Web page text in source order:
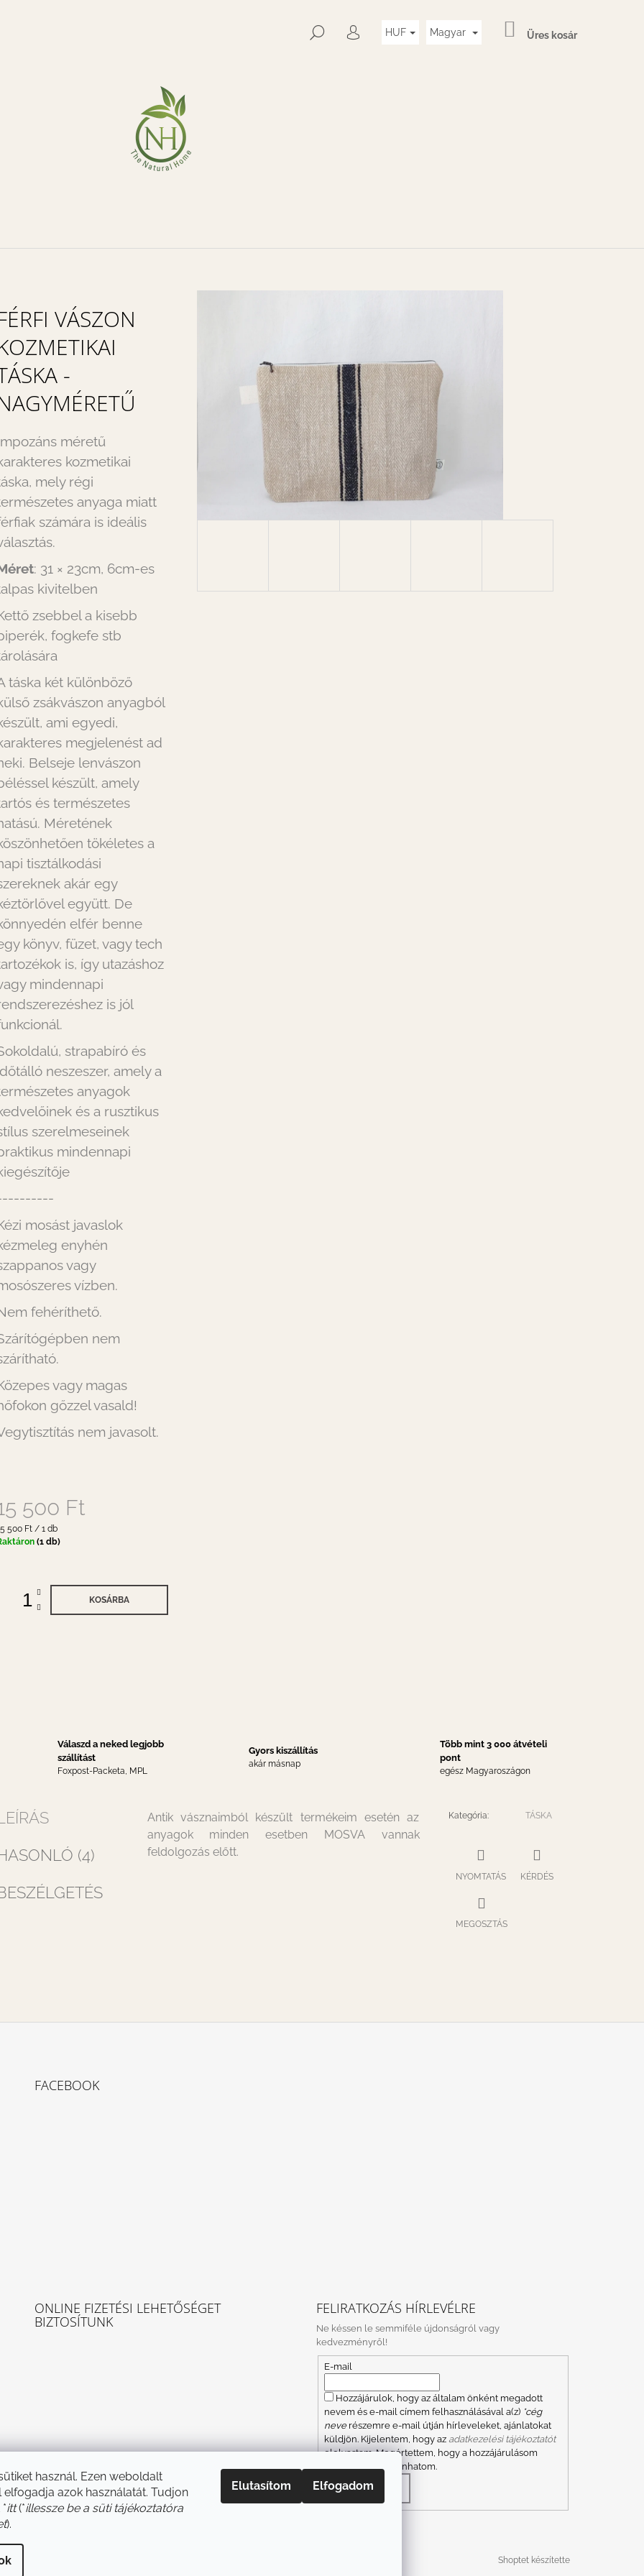
használ. Ezen weboldalt
elfogadja azok használatát. Tudjon
itt(*illessze be a süti tájékoztatóra
).
Elutasítom Elfogadom
KERESÉS
BEJELENTKEZÉS
HUF Magyar KOSÁR
Üres kosár
VÁSZON
-
méretű
kozmetikai
mely régi
anyaga miatt
számára is ideális
: 31 × 23cm, 6cm-es
kivitelben
zsebbel a kisebb
fogkefe stb
táska két különböző
zsákvászon anyagból
ami egyedi,
megjelenést ad
Belseje lenvászon
készült, amely
és természetes
Méretének
tökéletes a
tisztálkodási
akár egy
együtt. De
elfér benne
könyv, füzet, vagy tech
is, így utazáshoz
mindennapi
is jól
strapabíró és
neszeszer, amely a
anyagok
és a rusztikus
szerelmeseinek
mindennapi
mosást javaslok
enyhén
vagy
vízben.
fehéríthető.
nem
vagy magas
gőzzel vasald!
nem javasolt.
500 Ft
500 Ft / 1 db
(1 db)
KOSÁRBA
Válaszd a neked legjobb
szállítást
Foxpost-Packeta, MPL
Gyors kiszállítás
akár másnap
Több mint 3 000 átvételi
pont
egész Magyaroszágon
(4)
Antik vásznaimból készült termékeim esetén az
anyagok minden esetben MOSVA vannak
feldolgozás előtt.
Kategória: TÁSKA
NYOMTATÁS KÉRDÉS
MEGOSZTÁS
KERESÉS
FACEBOOK
ONLINE FIZETÉSI LEHETŐSÉGET
BIZTOSÍTUNK
FELIRATKOZÁS HÍRLEVÉLRE
Ne késsen le semmiféle újdonságról vagy
kedvezményről!
E-mail
Hozzájárulok, hogy az általam önként megadott
nevem és e-mail címem felhasználásával a(z) *cég
neverészemre e-mail útján hírleveleket, ajánlatokat
küldjön. Kijelentem, hogy az adatkezelési tájékoztatót
elolvastam. Megértettem, hogy a hozzájárulásom
bármikor visszavonhatom.
FELIRATKOZÁS
Shoptet készítette